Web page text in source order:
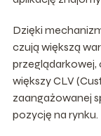
Dzięki
czują większą
przeglądarkowej,
większy CLV
zaangażowanej
pozycję na rynku.